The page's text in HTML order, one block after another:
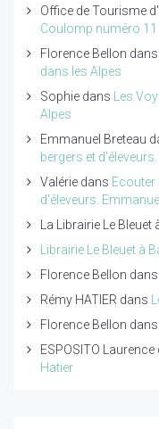
Office de Tourisme
Coulomp numéro 11
Florence Bellon dans
dans les Alpes
Sophie dans
Les
Alpes
Emmanuel Breteau
bergers et
Valérie dans Ecouter
d'éleveurs.
La Librairie Le Bleuet
Librairie Le Bleuet à
Florence Bellon dans
Rémy HATIER dans
Florence Bellon dans
ESPOSITO Laurence
Hatier